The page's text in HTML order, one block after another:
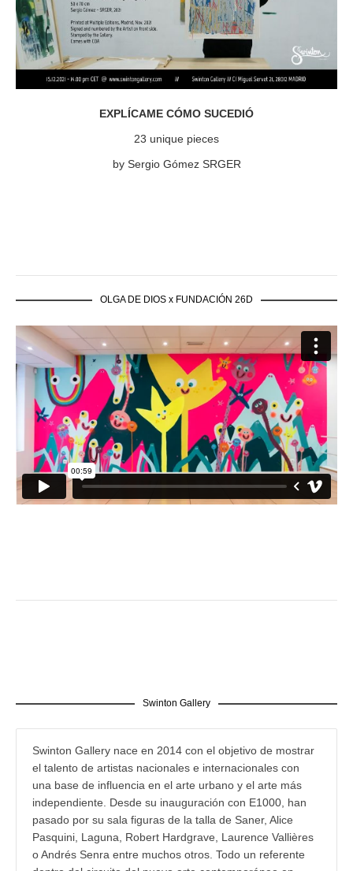
EXPLÍCAME CÓMO SUCEDIÓ
23 unique pieces
by Sergio Gómez SRGER
OLGA DE DIOS x FUNDACIÓN 26D
Swinton Gallery
Swinton Gallery nace en 2014 con el objetivo de mostrar
el talento de artistas nacionales e internacionales con
una base de influencia en el arte urbano y el arte más
independiente. Desde su inauguración con E1000, han
pasado por su sala figuras de la talla de Saner, Alice
Pasquini, Laguna, Robert Hardgrave, Laurence Vallières
o Andrés Senra entre muchos otros. Todo un referente